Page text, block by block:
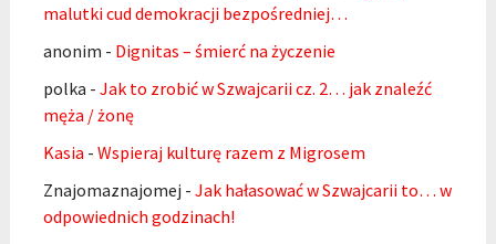
malutki cud demokracji bezpośredniej…
anonim - Dignitas – śmierć na życzenie
polka - Jak to zrobić w Szwajcarii cz. 2… jak znaleźć
męża / żonę
Kasia - Wspieraj kulturę razem z Migrosem
Znajomaznajomej - Jak hałasować w Szwajcarii to… w
odpowiednich godzinach!